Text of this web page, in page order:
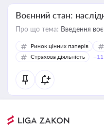
Воєнний стан:
Про що тема: Введення
Ринок цінних паперів
Страхова діяльність
+11